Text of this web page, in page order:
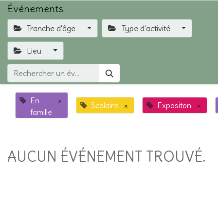
Événements
Tranche d'âge Type d'activité
Lieu
En
famille
× Scolaire × Expositon ×
AUCUN ÉVÉNEMENT TROUVÉ.